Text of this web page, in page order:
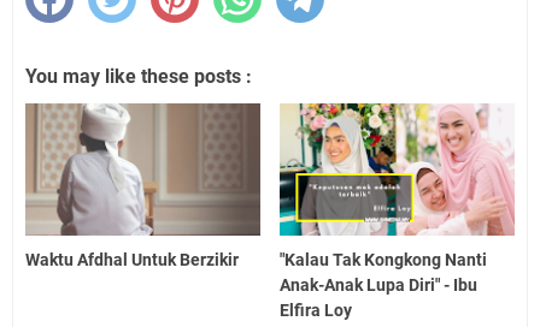
You may like these posts :
Waktu Afdhal Untuk Berzikir
"Kalau Tak Kongkong Nanti
Anak-Anak Lupa Diri" - Ibu
Elfira Loy